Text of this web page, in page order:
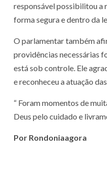
responsável possibilitou a
forma segura e dentro da
O parlamentar também
providências necessárias
está sob controle. Ele
e reconheceu a atuação
“ Foram momentos de
Deus pelo cuidado e
Por Rondoniaagora